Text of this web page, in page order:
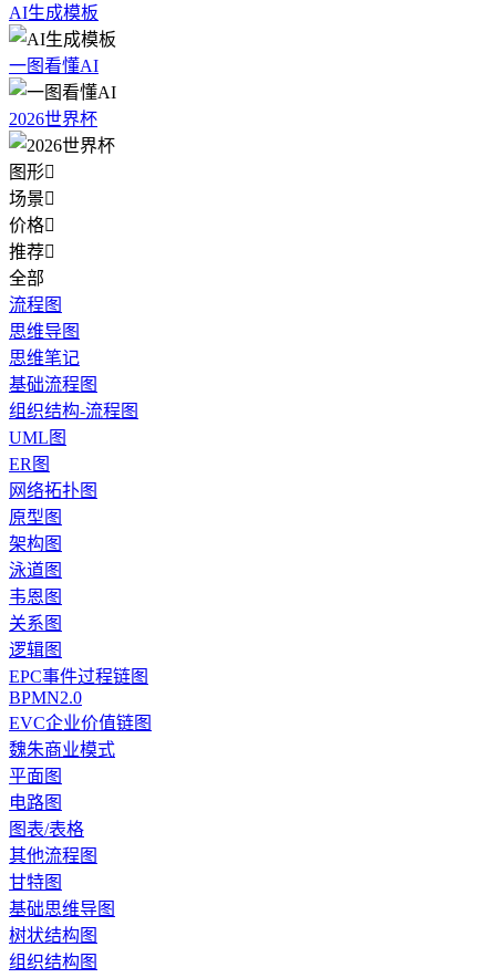
AI生成模板
一图看懂AI
2026世界杯
图形
场景
价格
推荐
全部
流程图
思维导图
思维笔记
基础流程图
组织结构-流程图
UML图
ER图
网络拓扑图
原型图
架构图
泳道图
韦恩图
关系图
逻辑图
EPC事件过程链图
BPMN2.0
EVC企业价值链图
魏朱商业模式
平面图
电路图
图表/表格
其他流程图
甘特图
基础思维导图
树状结构图
组织结构图